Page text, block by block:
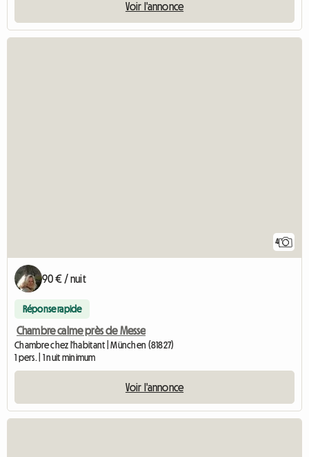
Voir l'annonce
4
90 € / nuit
Réponse rapide
Chambre calme près de Messe
Chambre chez l'habitant | München (81827)
1 pers. | 1 nuit minimum
Voir l'annonce